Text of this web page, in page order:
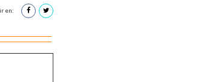
en: